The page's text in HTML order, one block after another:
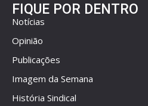
FIQUE POR DENTRO
Notícias
Opinião
Publicações
Imagem da Semana
História Sindical